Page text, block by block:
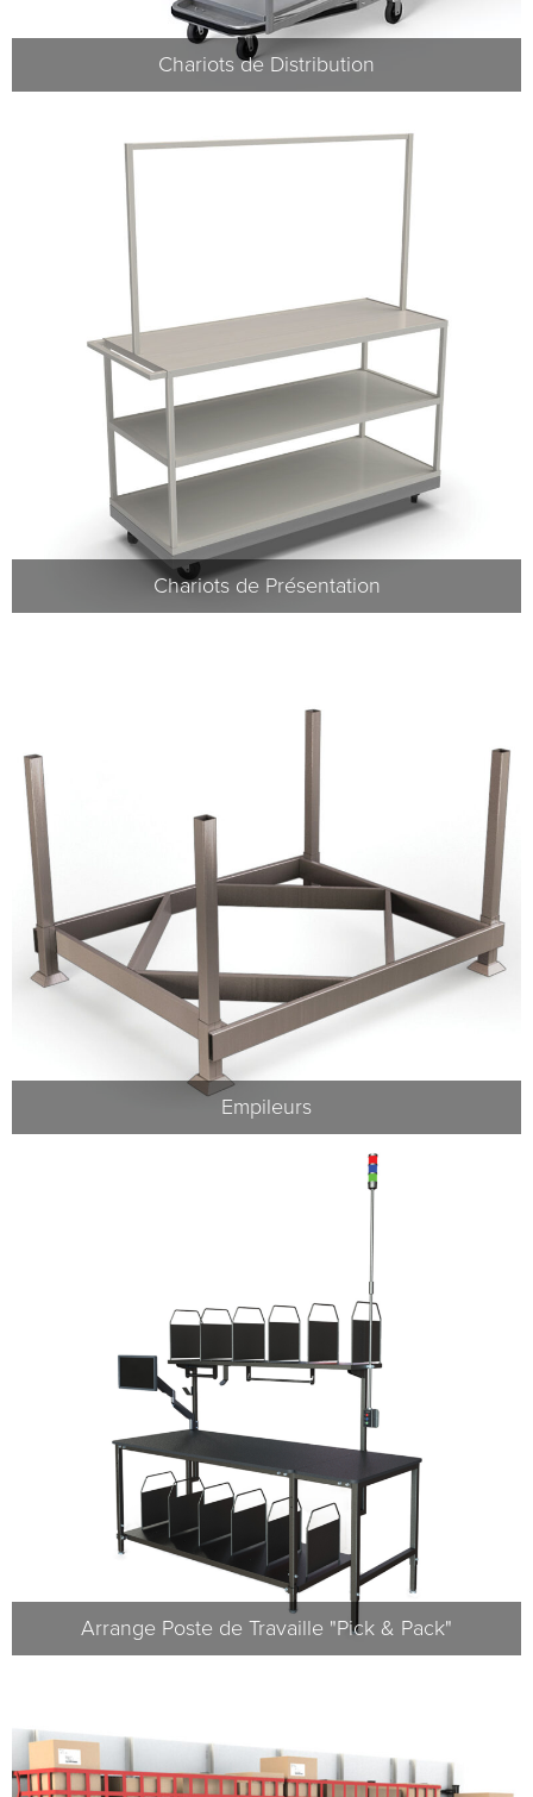
Chariots de Distribution
Chariots de Présentation
Empileurs
Arrange Poste de Travaille "Pick & Pack"